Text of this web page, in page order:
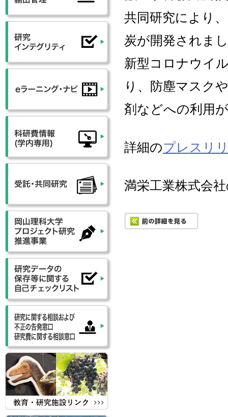
共同研究により
炭が開発されま
新型コロナウイ
り、防塵マスク
剤などへの利用
詳細のプレスリ
満栄工業株式会